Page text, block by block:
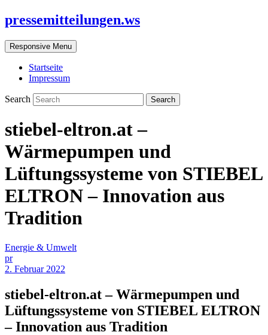
pressemitteilungen.ws
Responsive Menu
Startseite
Impressum
Search
stiebel-eltron.at –
Wärmepumpen und
Lüftungssysteme von STIEBEL
ELTRON – Innovation aus
Tradition
Energie & Umwelt
pr
2. Februar 2022
stiebel-eltron.at – Wärmepumpen und
Lüftungssysteme von STIEBEL ELTRON
– Innovation aus Tradition